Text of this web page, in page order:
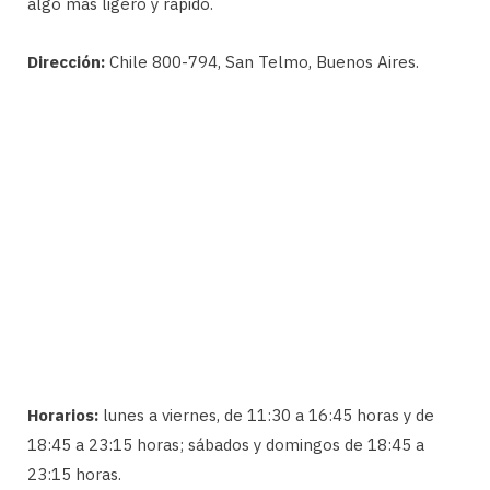
algo más ligero y rápido.
Dirección: Chile 800-794, San Telmo, Buenos Aires.
Horarios: lunes a viernes, de 11:30 a 16:45 horas y de
18:45 a 23:15 horas; sábados y domingos de 18:45 a
23:15 horas.